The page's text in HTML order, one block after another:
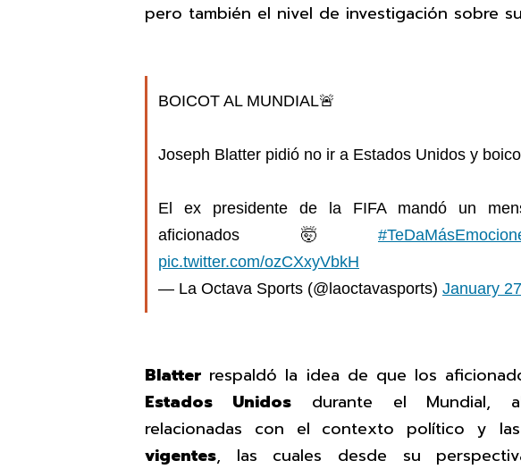
pero también el nivel de investigación sobre
BOICOT AL MUNDIAL🚨
Joseph Blatter pidió no ir a Estados Unidos y
El ex presidente de la FIFA mandó un
aficionados🤯
pic.twitter.com/ozCXxyVbkH
— La Octava Sports (@laoctavasports) January
Blatter respaldó la idea de que los
Estados Unidosdurante el Mundial, al
relacionadas con el contexto político y las
vigentes, las cuales desde su